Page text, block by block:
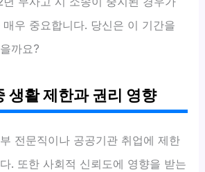
우 중요합니다. 당신은 이 기간을
까요?
생활 제한과 권리 영향
전문직이나 공공기관 취업에 제한
. 또한 사회적 신뢰도에 영향을 받는